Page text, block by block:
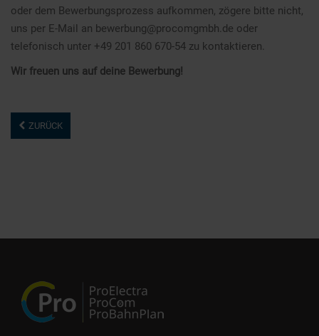
oder dem Bewerbungsprozess aufkommen, zögere bitte nicht,
uns per E-Mail an bewerbung@procomgmbh.de oder
telefonisch unter +49 201 860 670-54 zu kontaktieren.
Wir freuen uns auf deine Bewerbung!
ZURÜCK